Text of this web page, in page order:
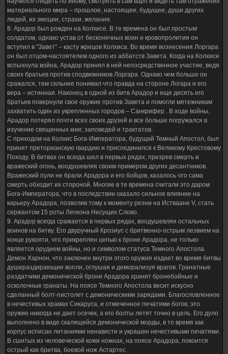
материального мира – прошлое, настоящее, будущее, души других
людей, их эмоции, страхи, желания.
8. Арадор был рожден на Колхисе. В те времена он был простым
солдатом, однако устав от бесконечных воин и кровопролития он
вступил в "Завет" – касту жрецов Колхиса. Во время вознесения Лоргара
он был отцом-настоятелем одного из аббатств Завета. Когда на Колхисе
вспыхнула война, Арадор принял в ней непосредственное участие, ведя
своих братьев против сподвижников Лоргара. Однако чем больше он
сражался, тем сильнее понимал что правда на стороне Логара и его
вера – истинная. Наконец в одной из битв Арадор и еще десять его
братьев повернули свое оружие против Завета и помогли мятежникам
захватить один из укрепленных городов – Санкрифер . В ходе войны,
Арадор потерял почти всех своих друзей и все больше погружался в
изучение священных книг, заповедей и трактатов.
С приходом на Колхис Бога-Императора, будущий Темный Апостол, был
принят преторианскую гвардию и присоединился к Великому Крестовому
Походу. В битвах он всегда шел в первых рядах, презрев смерть и
вражеский огонь, воодушевляя своим примером других десантников.
Вражеский пули не брали Арадора и его бойцов, казалось что сама
смерть обходит их стороной. Многие в те времена считали это даром
Бога-Императора, что в последствии оказало сильное влияние на
карьеру Арадора, позволив тому к моменту резни на Истваане V, стать
сержантом 15 роты Легиона Несущих Слово.
9. Арадор всегда сражается в первых рядах, воодушевляя остальных
воинов на битву. Его двуручный Крозиус с бритвенно-острым лезвием на
конце рукояти, что прикреплен цепью к броне Арадора, не только
является орудием войны, но и символом статуса Темного Апостола.
Демон Харнон, что заключен внутри этого оружия издает во время битвы
душераздирающие вопли, оглушая и деморализуя врагов. Гранатные
раздатчики демонической брони Арадора хранят бронебойные и
осколочные гранаты. На поясе Темного Апостола весит искусно
сделанный болт-пистолет с демоническими зарядами. Благословленное
в нечестивых храмах Сикаруса, и отмеченное печатями богов, это
оружие никогда не дает осечек, а его болты летят точно в цель. Его дуло
выполнено в виде скалящейся демонической морды, в то время как
корпус исписан литаниями ненависти и украшен нечестивыми печатями.
В сшитых из человеческой кожи ножнах, на поясе Арадора, покоится
острый как бритва, боевой нож Астартес .